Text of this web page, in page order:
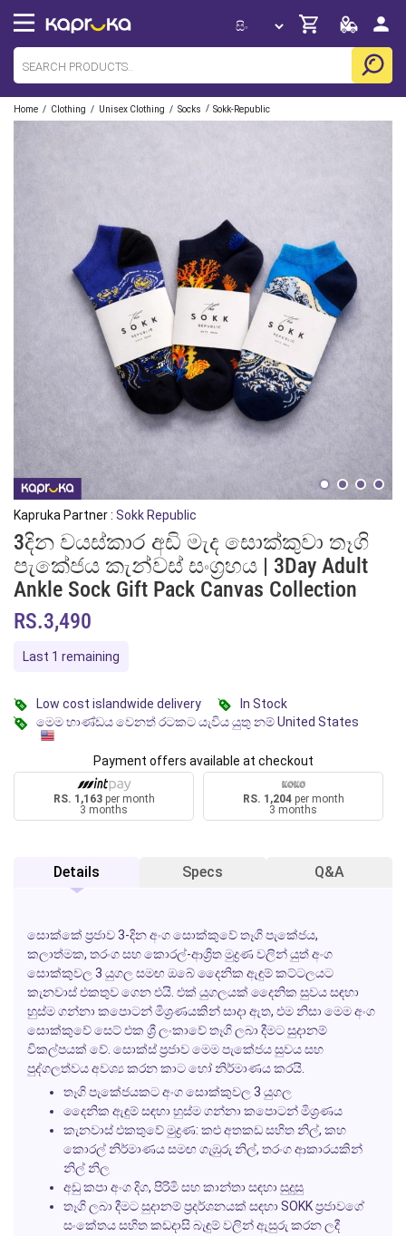
Home / Clothing / Unisex Clothing / Socks / Sokk-Republic
Kapruka Partner : Sokk Republic
3දින වයස්කාර අඩි මැද සොක්කුවා තෑගි
පැකේජය කැන්වස් සංග්‍රහය | 3Day Adult
Ankle Sock Gift Pack Canvas Collection
RS.3,490
Last 1 remaining
Low cost islandwide delivery
In Stock
මෙම භාණ්ඩය වෙනත් රටකට යැවිය යුතු නම් United States
Payment offers available at checkout
RS. 1,163per month
3 months
RS. 1,204per month
3 months
Details Specs Q&A
සොක්කේ ප්‍රජාව 3-දින අංග සොක්කුවේ තෑගි පැකේජය,
කලාත්මක, තරංග සහ කොරල්-ආශ්‍රිත මුද්‍රණ වලින් යුත් අංග
සොක්කුවල 3 යුගල සමඟ ඔබේ දෛනික ඇඳුම් කට්ටලයට
කැනවාස් එකතුව ගෙන එයි. එක් යුගලයක් දෛනික සුවය සඳහා
හුස්ම ගන්නා කපොටන් මිශ්‍රණයකින් සාදා ඇත, එම නිසා මෙම අංග
සොක්කුවේ සෙට් එක ශ්‍රී ලංකාවේ තෑගි ලබා දීමට සුදානම්
විකල්පයක් වේ. සොක්ස් ප්‍රජාව මෙම පැකේජය සුවය සහ
පුද්ගලත්වය අවශ්‍ය කරන කාට හෝ නිර්මාණය කරයි.
තෑගි පැකේජයකට අංග සොක්කුවල 3 යුගල
දෛනික ඇඳුම් සඳහා හුස්ම ගන්නා කපොටන් මිශ්‍රණය
කැනවාස් එකතුවේ මුද්‍රණ: කළු අතකඩ සහිත නිල්, කහ
කොරල් නිර්මාණය සමඟ ගැඹුරු නිල්, තරංග ආකාරයකින්
නිල් නිල
අඩු කපා අංග දිග, පිරිමි සහ කාන්තා සඳහා සුදුසු
තෑගි ලබා දීමට සුදානම් ප්‍රදර්ශනයක් සඳහා SOKK ප්‍රජාවගේ
සංකේතය සහිත කඩදාසි බැඳුම් වලින් ඇසුරු කරන ලදී